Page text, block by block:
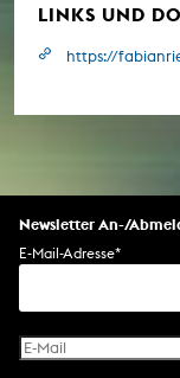
LINKS UND
https://
Newsletter An-/
E-Mail-Adresse*